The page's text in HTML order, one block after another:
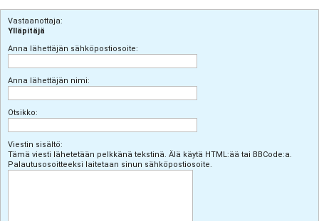
i
Vastaanottaja:
Ylläpitäjä
Anna lähettäjän sähköpostiosoite:
Anna lähettäjän nimi:
Otsikko:
Viestin sisältö:
Tämä viesti lähetetään pelkkänä tekstinä. Älä käytä HTML:ää tai BBCode:a.
Palautusosoitteeksi laitetaan sinun sähköpostiosoite.